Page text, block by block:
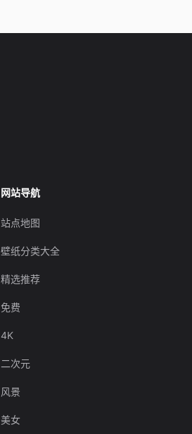
网站导航
站点地图
壁纸分类大全
精选推荐
免费
4K
二次元
风景
美女